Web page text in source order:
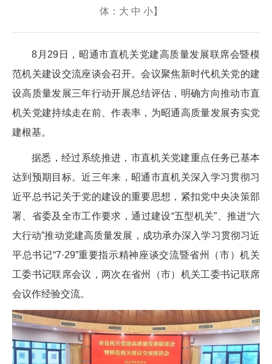
体： 大 中 小】
8月29日，昭通市直机关党建高质量发展联席会暨模
范机关建设交流座谈会召开。会议聚焦新时代机关党的建
设高质量发展三年行动开展总结评估，明确方向推动市直
机关党建持续走在前、作表率，为昭通高质量发展夯实党
建根基。
据悉，经过系统推进，市直机关党建重点任务已基本
达到预期目标。近三年来，昭通市直机关深入学习贯彻习
近平总书记关于党的建设的重要思想，紧扣党中央决策部
署、省委及全市工作要求，通过建设“五型机关”、推进“六
大行动”推动党建高质量发展，成功承办深入学习贯彻习近
平总书记“7·29”重要指示精神座谈交流暨省州（市）机关
工委书记联席会议，两次在省州（市）机关工委书记联席
会议作经验交流。